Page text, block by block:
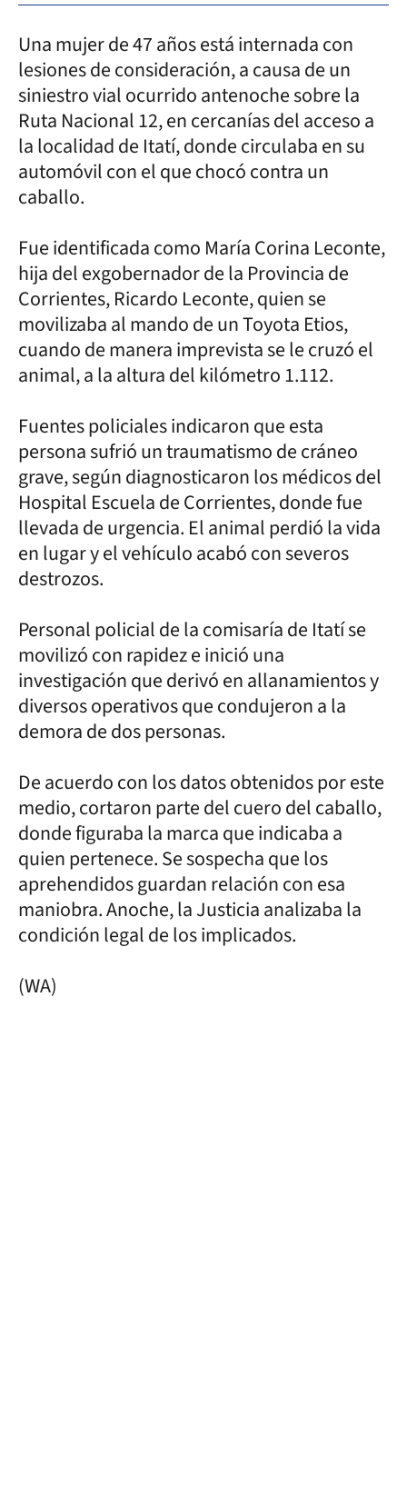
Una mujer de 47 años está internada con
lesiones de consideración, a causa de un
siniestro vial ocurrido antenoche sobre la
Ruta Nacional 12, en cercanías del acceso a
la localidad de Itatí, donde circulaba en su
automóvil con el que chocó contra un
caballo.
Fue identificada como María Corina Leconte,
hija del exgobernador de la Provincia de
Corrientes, Ricardo Leconte, quien se
movilizaba al mando de un Toyota Etios,
cuando de manera imprevista se le cruzó el
animal, a la altura del kilómetro 1.112.
Fuentes policiales indicaron que esta
persona sufrió un traumatismo de cráneo
grave, según diagnosticaron los médicos del
Hospital Escuela de Corrientes, donde fue
llevada de urgencia. El animal perdió la vida
en lugar y el vehículo acabó con severos
destrozos.
Personal policial de la comisaría de Itatí se
movilizó con rapidez e inició una
investigación que derivó en allanamientos y
diversos operativos que condujeron a la
demora de dos personas.
De acuerdo con los datos obtenidos por este
medio, cortaron parte del cuero del caballo,
donde figuraba la marca que indicaba a
quien pertenece. Se sospecha que los
aprehendidos guardan relación con esa
maniobra. Anoche, la Justicia analizaba la
condición legal de los implicados.
(WA)